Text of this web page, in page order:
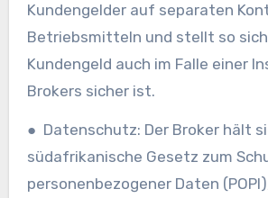
Kundengelder auf separaten
Betriebsmitteln und stellt so
Kundengeld auch im Falle einer
Brokers sicher ist.
● Datenschutz: Der Broker hält
südafrikanische Gesetz zum
personenbezogener Daten